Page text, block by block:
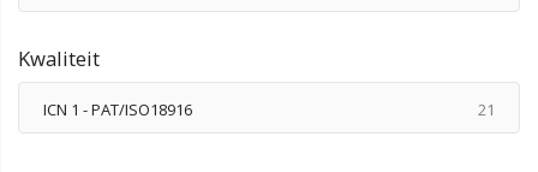
Kwaliteit
ICN 1 - PAT/ISO18916 21